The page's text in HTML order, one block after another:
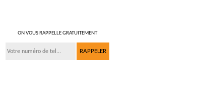
ON VOUS RAPPELLE GRATUITEMENT